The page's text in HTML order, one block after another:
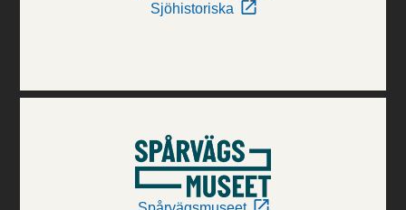
Sjöhistoriska